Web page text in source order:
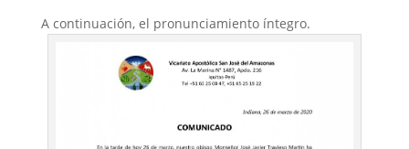
A continuación, el pronunciamiento íntegro.